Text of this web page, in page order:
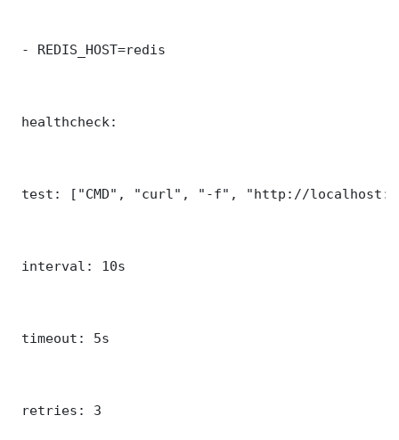
- REDIS_HOST=redis
healthcheck:
test: ["CMD", "curl", "-f", "http://
interval: 10s
timeout: 5s
retries: 3